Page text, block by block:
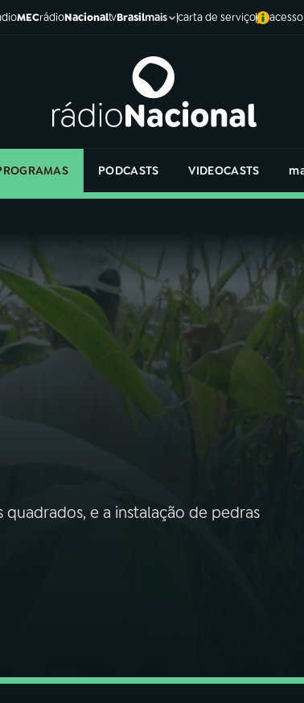
MECrádioNacionaltvBrasilmais carta de serviço
PODCASTS VIDEOCASTS
e a instalação de pedras